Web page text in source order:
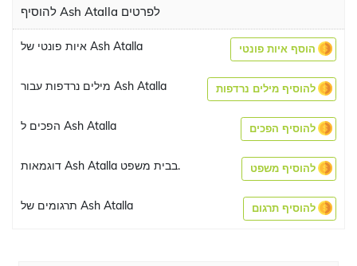
להוסיף Ash Atalla לפרטים
איות פונטי של Ash Atalla הוסף איות פונטי
מילים נרדפות עבור Ash Atalla להוסיף מילים נרדפות
הפכים ל Ash Atalla להוסיף הפכים
דוגמאות Ash Atalla בבית משפט. להוסיף משפט
תרגומים של Ash Atalla להוסיף תרגום